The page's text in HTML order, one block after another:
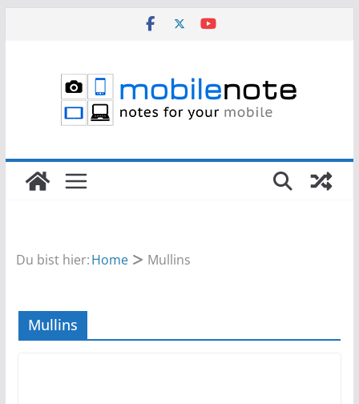
Du bist hier:Home Mullins
Mullins